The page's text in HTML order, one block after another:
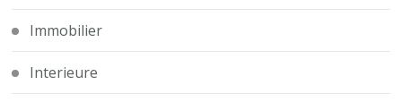
Immobilier
Interieure